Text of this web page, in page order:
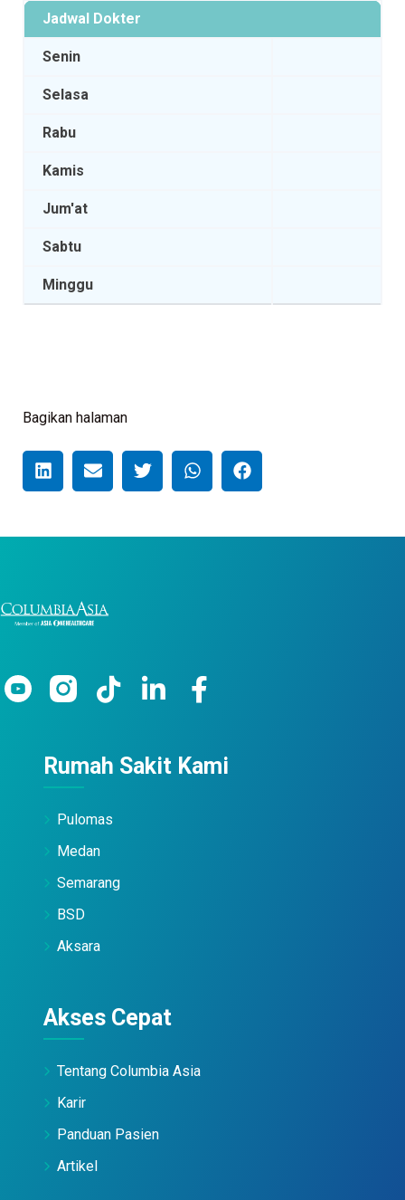
Jadwal Dokter
Senin
Selasa
Rabu
Kamis
Jum'at
Sabtu
Minggu
Bagikan halaman
Rumah Sakit Kami
Pulomas
Medan
Semarang
BSD
Aksara
Akses Cepat
Tentang Columbia Asia
Karir
Panduan Pasien
Artikel